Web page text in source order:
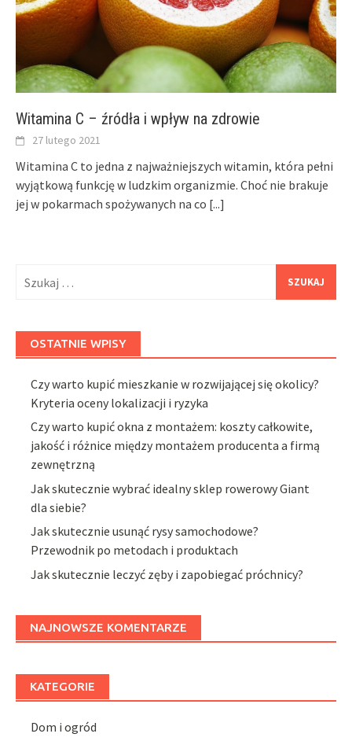
Witamina C – źródła i wpływ na zdrowie
27 lutego 2021
Witamina C to jedna z najważniejszych witamin, która pełni
wyjątkową funkcję w ludzkim organizmie. Choć nie brakuje
jej w pokarmach spożywanych na co [...]
OSTATNIE WPISY
Czy warto kupić mieszkanie w rozwijającej się okolicy?
Kryteria oceny lokalizacji i ryzyka
Czy warto kupić okna z montażem: koszty całkowite,
jakość i różnice między montażem producenta a firmą
zewnętrzną
Jak skutecznie wybrać idealny sklep rowerowy Giant
dla siebie?
Jak skutecznie usunąć rysy samochodowe?
Przewodnik po metodach i produktach
Jak skutecznie leczyć zęby i zapobiegać próchnicy?
NAJNOWSZE KOMENTARZE
KATEGORIE
Dom i ogród